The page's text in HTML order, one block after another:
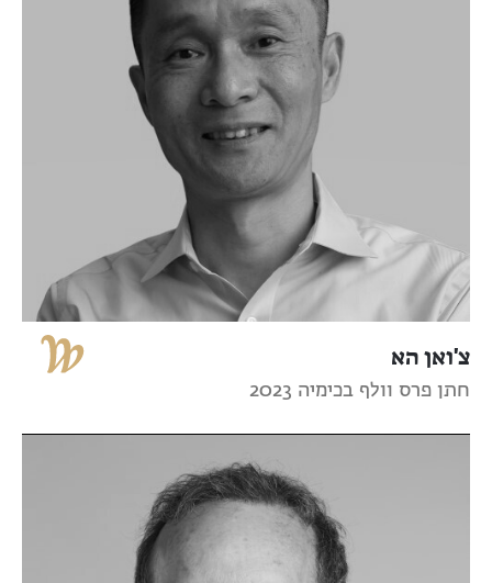
צ'ואן הא
חתן פרס וולף בכימיה 2023